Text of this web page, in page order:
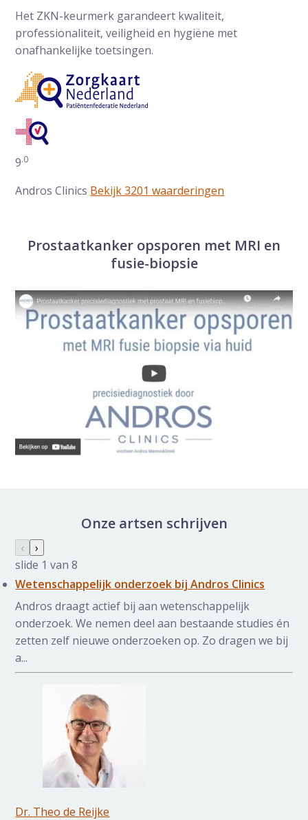
Het ZKN-keurmerk garandeert kwaliteit,
professionaliteit, veiligheid en hygiëne met
onafhankelijke toetsingen.
Gemiddelde waarderingen op ZorgkaartNederland:
9.0
Andros Clinics Bekijk 3201 waarderingen
Prostaatkanker opsporen met MRI en
fusie-biopsie
Onze artsen schrijven
Nieuws galerij overslaan
Vorige slide
‹ Volgende slide
›
slide 1 van 8
Wetenschappelijk onderzoek bij Andros Clinics
Andros draagt actief bij aan wetenschappelijk
onderzoek. We nemen deel aan bestaande studies én
zetten zelf nieuwe onderzoeken op. Zo dragen we bij
a...
Dr. Theo de Reijke